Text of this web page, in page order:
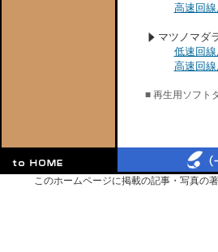
高速回線
マツノマダ
低速回線
高速回線
■ 再生用ソフト
このホームページに掲載の記事・写真の